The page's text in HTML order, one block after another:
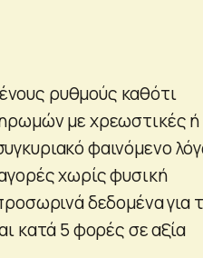
ρυθμούς καθότι
με χρεωστικές ή
φαινόμενο
χωρίς φυσική
δεδομένα για
κατά 5 φορές σε αξία